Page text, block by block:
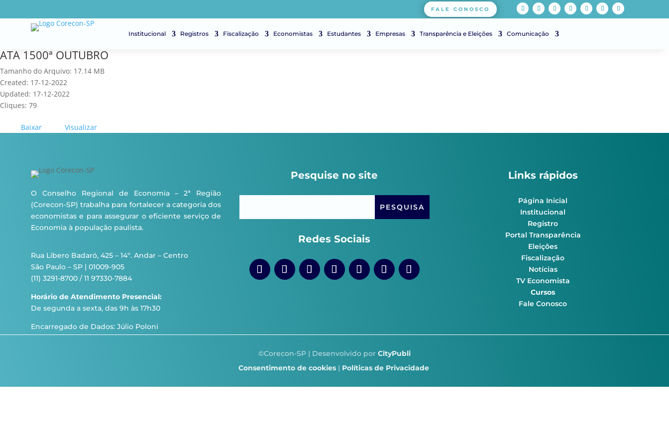
FALE CONOSCO
Institucional Registros Fiscalização Economistas Estudantes Empresas Transparência e Eleições Comunicação
ATA 1500ª OUTUBRO
Tamanho do Arquivo: 17.14 MB
Created: 17-12-2022
Updated: 17-12-2022
Cliques: 79
Baixar Visualizar
O Conselho Regional de Economia – 2ª Região
(Corecon-SP) trabalha para fortalecer a categoria dos
economistas e para assegurar o eficiente serviço de
Economia à população paulista.
Rua Líbero Badaró, 425 – 14º. Andar – Centro
São Paulo – SP | 01009-905
(11) 3291-8700 / 11 97330-7884
Horário de Atendimento Presencial:
De segunda a sexta, das 9h às 17h30
Encarregado de Dados: Júlio Poloni
Pesquise no site
Redes Sociais
Links rápidos
Página Inicial
Institucional
Registro
Portal Transparência
Eleições
Fiscalização
Notícias
TV Economista
Cursos
Fale Conosco
©Corecon-SP | Desenvolvido por CityPubli
Consentimento de cookies| Políticas de Privacidade